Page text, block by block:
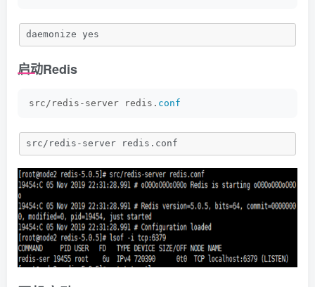
daemonize yes
启动Redis
src/redis-server redis. conf
src/redis-server redis.conf